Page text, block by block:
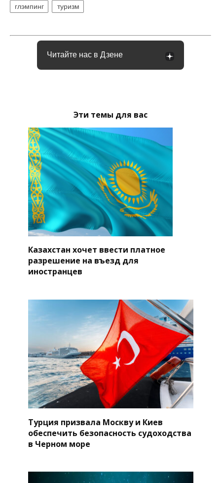
глэмпинг туризм
Читайте нас в Дзене
Эти темы для вас
Казахстан хочет ввести платное
разрешение на въезд для
иностранцев
Турция призвала Москву и Киев
обеспечить безопасность судоходства
в Черном море